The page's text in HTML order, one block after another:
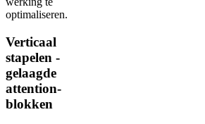
optimaliseren.
Verticaal
stapelen -
gelaagde
attention-
blokken